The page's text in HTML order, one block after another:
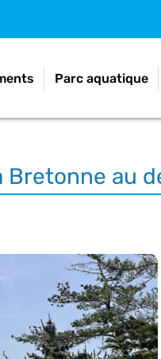
Parc aquatique
Bretonne au